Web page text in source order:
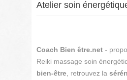
Atelier soin
Coach Bien être.net -
Reiki massage soin
bien-être , retrouvez la